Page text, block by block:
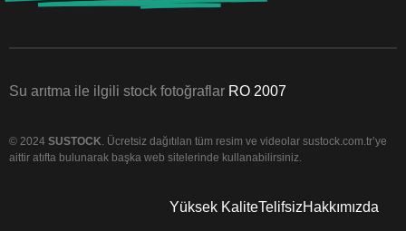
Su arıtma ile ilgili stock fotoğraflar RO 2007
© 2024 SUSTOCK. Ücretsiz dağıtılan tüm resim ve videolar sustock.com.tr’ye
aittir atıfta bulunarak başka web sitelerinde kullanabilirsiniz.
Yüksek KaliteTelifsizHakkımızda